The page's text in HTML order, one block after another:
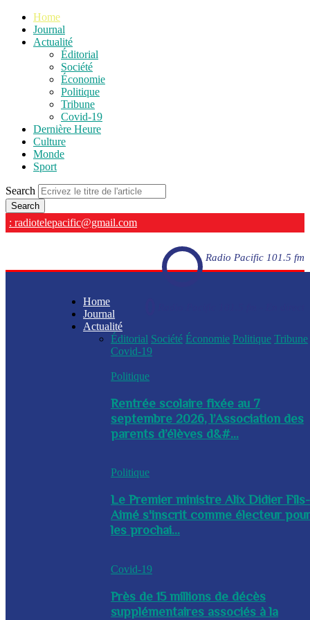
Home
Journal
Actualité
Éditorial
Société
Économie
Politique
Tribune
Covid-19
Dernière Heure
Culture
Monde
Sport
Search
: radiotelepacific@gmail.com
Radio Pacific 101.5 fm
Home
Journal
Actualité
Éditorial Société Économie Politique Tribune
Covid-19
Politique
Rentrée scolaire fixée au 7
septembre 2026, l’Association des
parents d’élèves d&#...
Politique
Le Premier ministre Alix Didier Fils-
Aimé s'inscrit comme électeur
les prochai...
Covid-19
Près de 15 millions de décès
supplémentaires associés à la